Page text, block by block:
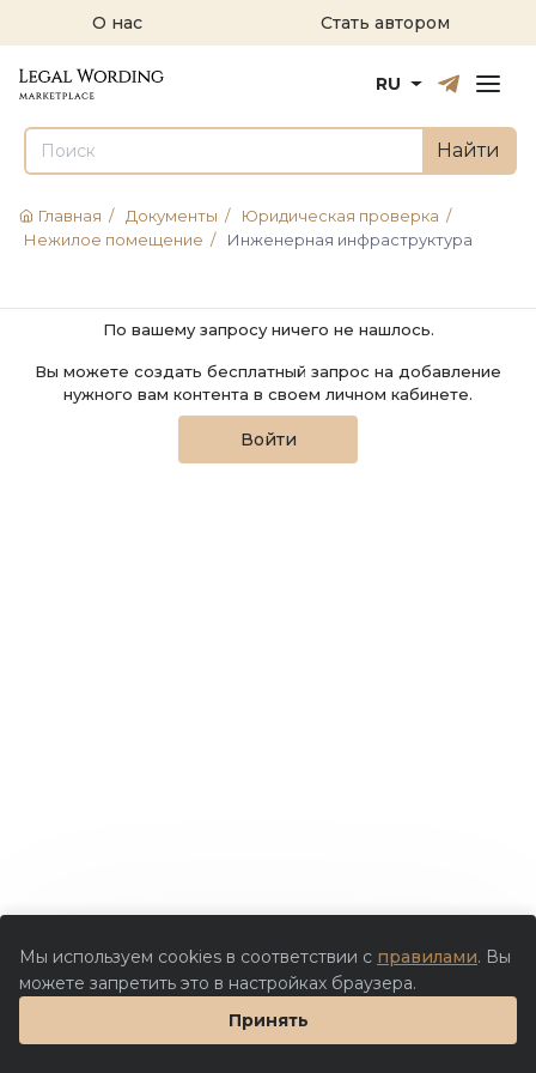
О нас Стать автором
РусскийEnglish
RU
Найти
Главная / Документы / Юридическая проверка /
Нежилое помещение / Инженерная инфраструктура
По вашему запросу ничего не нашлось.
Вы можете создать бесплатный запрос на добавление
нужного вам контента в своем личном кабинете.
Войти
Мы используем cookies в соответствии с правилами. Вы
можете запретить это в настройках браузера.
Принять